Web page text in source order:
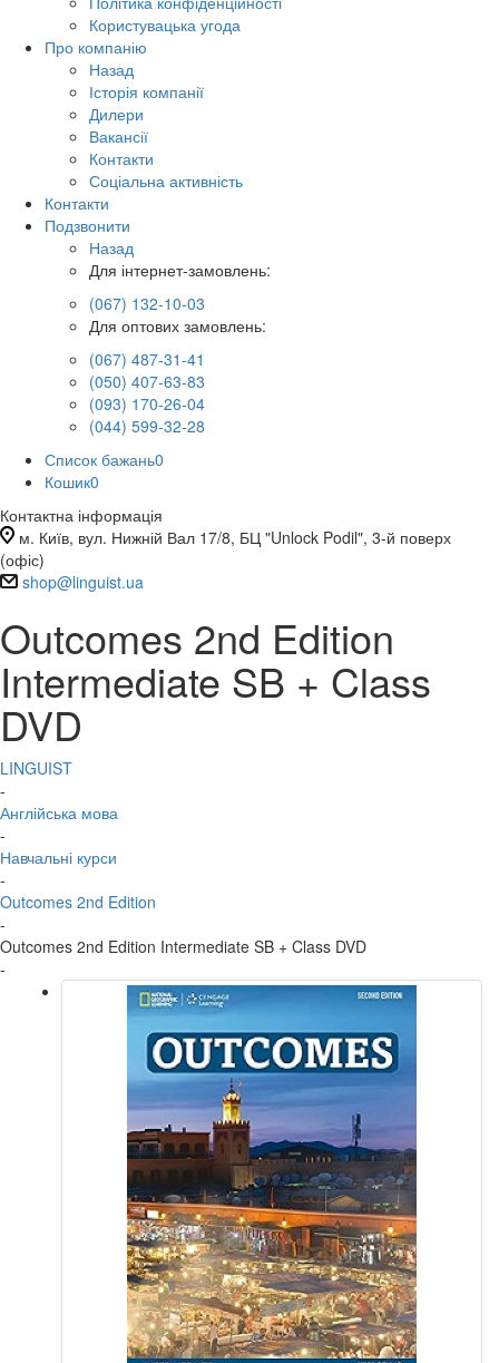
Користувацька угода
Про компанію
Назад
Історія компанії
Дилери
Вакансії
Контакти
Соціальна активність
Контакти
Подзвонити
Назад
Для інтернет-замовлень:
(067) 132-10-03
Для оптових замовлень:
(067) 487-31-41
(050) 407-63-83
(093) 170-26-04
(044) 599-32-28
Список бажань0
Кошик0
Контактна інформація
м. Київ, вул. Нижній Вал 17/8, БЦ "Unlock Podil", 3-й поверх
(офіс)
shop@linguist.ua
Outcomes 2nd Edition
Intermediate SB + Class
DVD
LINGUIST
-
Англійська мова
-
Навчальні курси
-
Outcomes 2nd Edition
-
Outcomes 2nd Edition Intermediate SB + Class DVD
-